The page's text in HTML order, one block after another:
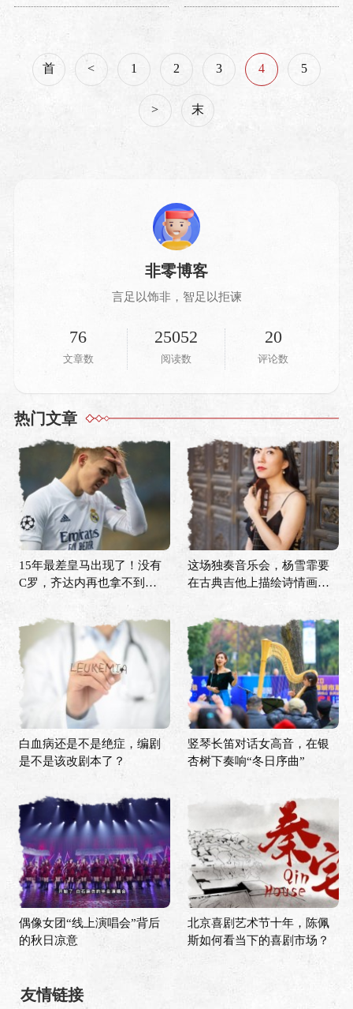
首 < 1 2 3 4 5
> 末
非零博客
言足以饰非，智足以拒谏
76
文章数
25052
阅读数
20
评论数
热门文章
15年最差皇马出现了！没有
C罗，齐达内再也拿不到欧
这场独奏音乐会，杨雪霏要
在古典吉他上描绘诗情画意
白血病还是不是绝症，编剧
是不是该改剧本了？
竖琴长笛对话女高音，在银
杏树下奏响“冬日序曲”
偶像女团“线上演唱会”背后
的秋日凉意
北京喜剧艺术节十年，陈佩
斯如何看当下的喜剧市场？
友情链接